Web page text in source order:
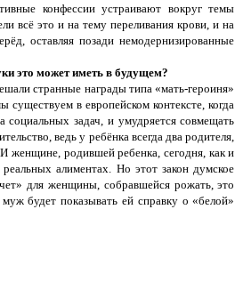
конфессии устраивают вокруг темы
всё это и на тему переливания крови, и на
оставляя позади немодернизированные
это может иметь в будущем?
странные награды типа «мать-героиня»
существуем в европейском контексте, когда
задач, и умудряется совмещать
ведь у ребёнка всегда два родителя,
женщине, родившей ребенка, сегодня, как и
алиментах. Но этот закон думское
для женщины, собравшейся рожать, это
будет показывать ей справку о «белой»